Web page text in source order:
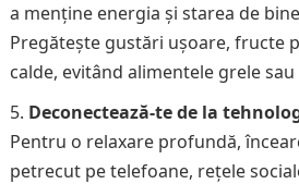
a menține energia și starea de
Pregătește gustări ușoare, fructe
calde, evitând alimentele grele
Deconectează-te de la
Pentru o relaxare profundă,
petrecut pe telefoane, rețele